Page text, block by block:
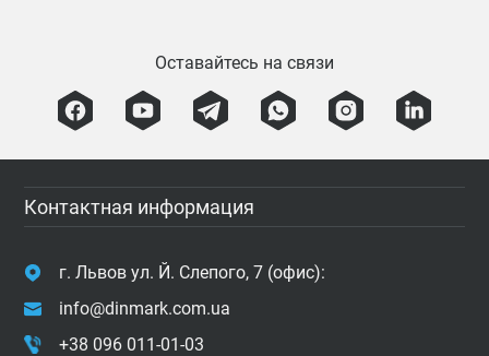
Оставайтесь на связи
Контактная информация
г. Львов ул. Й. Слепого, 7 (офис):
info@dinmark.com.ua
+38 096 011-01-03